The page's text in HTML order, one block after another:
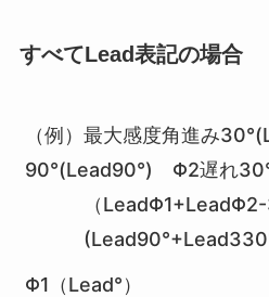
すべてLead表記の場合
（例）最大感度角進み
90°(Lead90°) Φ2遅れ
（LeadΦ1+LeadΦ2-
Φ1（Lead°）